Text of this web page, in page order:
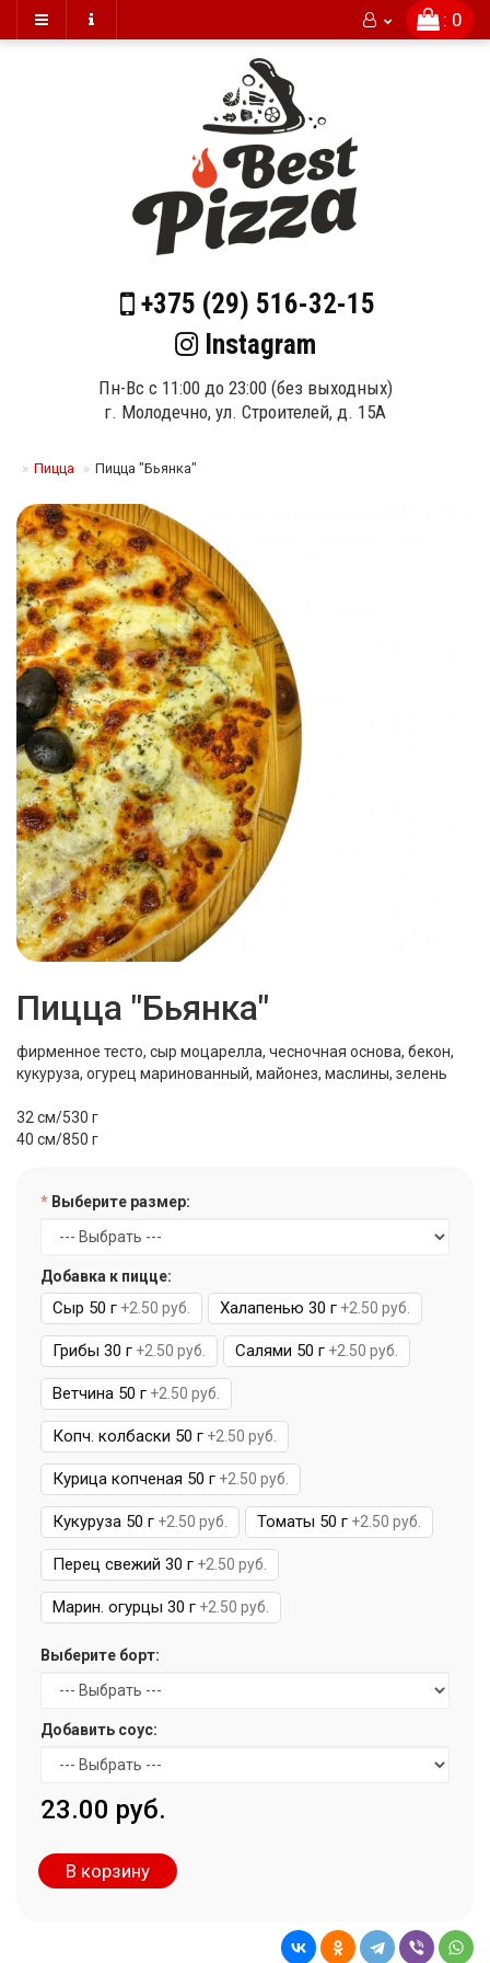
: 0
+375 (29) 516-32-15
Instagram
Пн-Вс с 11:00 до 23:00 (без выходных)
г. Молодечно, ул. Строителей, д. 15А
Пицца Пицца "Бьянка"
Пицца "Бьянка"
фирменное тесто, сыр моцарелла, чесночная основа, бекон,
кукуруза, огурец маринованный, майонез, маслины, зелень
32 см/530 г
40 см/850 г
Выберите размер:
Добавка к пицце:
Сыр 50 г +2.50 руб. Халапенью 30 г +2.50 руб.
Грибы 30 г +2.50 руб. Салями 50 г +2.50 руб.
Ветчина 50 г +2.50 руб.
Копч. колбаски 50 г +2.50 руб.
Курица копченая 50 г +2.50 руб.
Кукуруза 50 г +2.50 руб. Томаты 50 г +2.50 руб.
Перец свежий 30 г +2.50 руб.
Марин. огурцы 30 г +2.50 руб.
Выберите борт:
Добавить соус:
23.00 руб.
В корзину